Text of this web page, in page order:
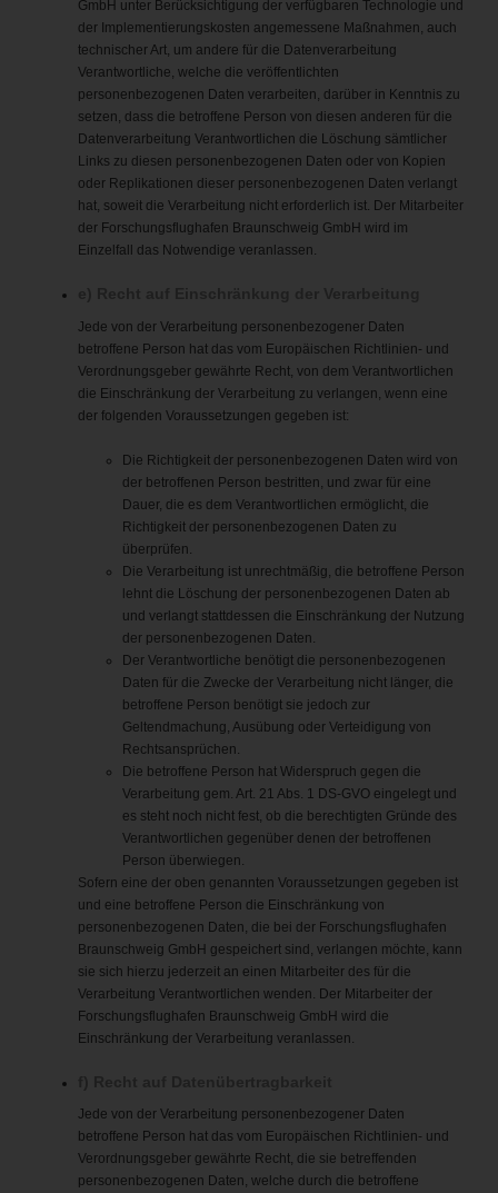
GmbH unter Berücksichtigung der verfügbaren Technologie und
der Implementierungskosten angemessene Maßnahmen, auch
technischer Art, um andere für die Datenverarbeitung
Verantwortliche, welche die veröffentlichten
personenbezogenen Daten verarbeiten, darüber in Kenntnis zu
setzen, dass die betroffene Person von diesen anderen für die
Datenverarbeitung Verantwortlichen die Löschung sämtlicher
Links zu diesen personenbezogenen Daten oder von Kopien
oder Replikationen dieser personenbezogenen Daten verlangt
hat, soweit die Verarbeitung nicht erforderlich ist. Der Mitarbeiter
der Forschungsflughafen Braunschweig GmbH wird im
Einzelfall das Notwendige veranlassen.
Jede von der Verarbeitung personenbezogener Daten
betroffene Person hat das vom Europäischen Richtlinien- und
Verordnungsgeber gewährte Recht, von dem Verantwortlichen
die Einschränkung der Verarbeitung zu verlangen, wenn eine
der folgenden Voraussetzungen gegeben ist:
Die Richtigkeit der personenbezogenen Daten wird von
der betroffenen Person bestritten, und zwar für eine
Dauer, die es dem Verantwortlichen ermöglicht, die
Richtigkeit der personenbezogenen Daten zu
überprüfen.
Die Verarbeitung ist unrechtmäßig, die betroffene Person
lehnt die Löschung der personenbezogenen Daten ab
und verlangt stattdessen die Einschränkung der Nutzung
der personenbezogenen Daten.
Der Verantwortliche benötigt die personenbezogenen
Daten für die Zwecke der Verarbeitung nicht länger, die
betroffene Person benötigt sie jedoch zur
Geltendmachung, Ausübung oder Verteidigung von
Rechtsansprüchen.
Die betroffene Person hat Widerspruch gegen die
Verarbeitung gem. Art. 21 Abs. 1 DS-GVO eingelegt und
es steht noch nicht fest, ob die berechtigten Gründe des
Verantwortlichen gegenüber denen der betroffenen
Person überwiegen.
Sofern eine der oben genannten Voraussetzungen gegeben ist
und eine betroffene Person die Einschränkung von
personenbezogenen Daten, die bei der Forschungsflughafen
Braunschweig GmbH gespeichert sind, verlangen möchte, kann
sie sich hierzu jederzeit an einen Mitarbeiter des für die
Verarbeitung Verantwortlichen wenden. Der Mitarbeiter der
Forschungsflughafen Braunschweig GmbH wird die
Einschränkung der Verarbeitung veranlassen.
Jede von der Verarbeitung personenbezogener Daten
betroffene Person hat das vom Europäischen Richtlinien- und
Verordnungsgeber gewährte Recht, die sie betreffenden
personenbezogenen Daten, welche durch die betroffene